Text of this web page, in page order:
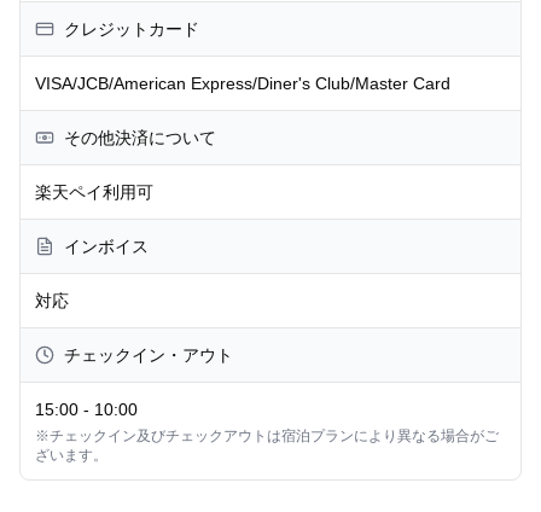
クレジットカード
VISA/JCB/American Express/Diner's Club/Master Card
その他決済について
楽天ペイ利用可
インボイス
対応
チェックイン・アウト
15:00 - 10:00
※チェックイン及びチェックアウトは宿泊プランにより異なる場合がご
ざいます。